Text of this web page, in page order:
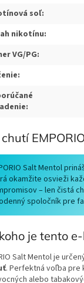
soľ:
nikotínu:
VG/PG:
Salt Mentol
okamžite osvieži
– len čistá
spoločník pre
je tento
Salt Mentol je
. Perfektná voľba pre
alebo